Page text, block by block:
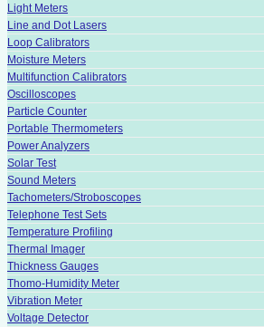
Light Meters
Line and Dot Lasers
Loop Calibrators
Moisture Meters
Multifunction Calibrators
Oscilloscopes
Particle Counter
Portable Thermometers
Power Analyzers
Solar Test
Sound Meters
Tachometers/Stroboscopes
Telephone Test Sets
Temperature Profiling
Thermal Imager
Thickness Gauges
Thomo-Humidity Meter
Vibration Meter
Voltage Detector